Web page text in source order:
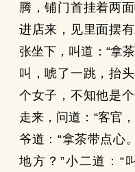
腾，铺门首挂着两
进店来，见里面摆
张坐下，叫道：“拿
叫，唬了一跳，抬
个女子，不知他是
走来，问道：“客官
爷道：“拿茶带点心
地方？”小二道：“